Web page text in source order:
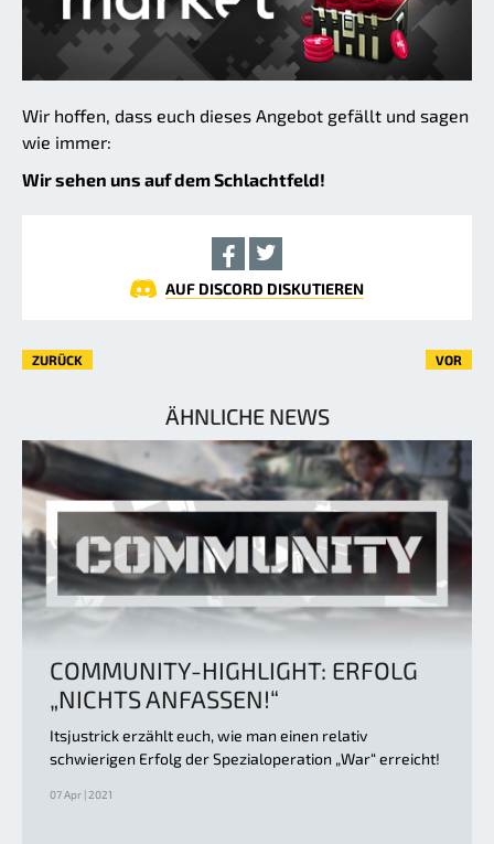
Wir hoffen, dass euch dieses Angebot gefällt und sagen
wie immer:
Wir sehen uns auf dem Schlachtfeld!
AUF DISCORD DISKUTIEREN
ZURÜCK VOR
ÄHNLICHE NEWS
COMMUNITY-HIGHLIGHT: ERFOLG
„NICHTS ANFASSEN!“
Itsjustrick erzählt euch, wie man einen relativ
schwierigen Erfolg der Spezialoperation „War“ erreicht!
07 Apr | 2021